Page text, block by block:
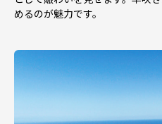
めるのが魅力です。